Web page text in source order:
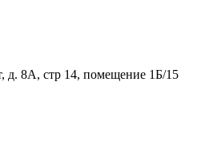
д. 8А, стр 14, помещение 1Б/15